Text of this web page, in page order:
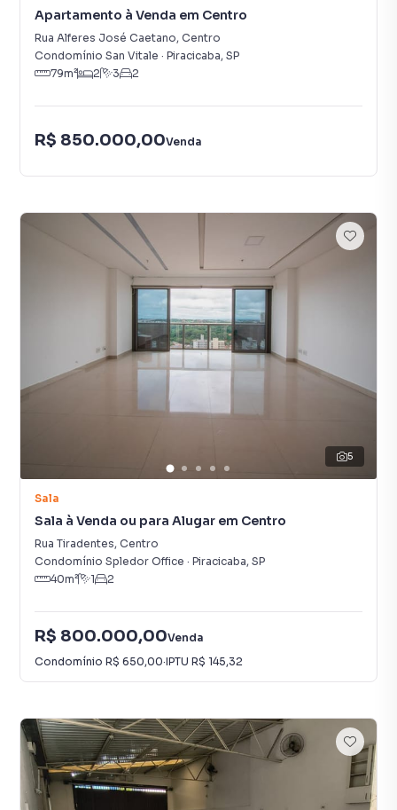
Apartamento à Venda em Centro
Rua Alferes José Caetano, Centro
Condomínio San Vitale · Piracicaba, SP
79m² 2 3 2
R$ 850.000,00Venda
5
Sala
Sala à Venda ou para Alugar em Centro
Rua Tiradentes, Centro
Condomínio Spledor Office · Piracicaba, SP
40m² 1 2
R$ 800.000,00Venda
Condomínio R$ 650,00·IPTU R$ 145,32